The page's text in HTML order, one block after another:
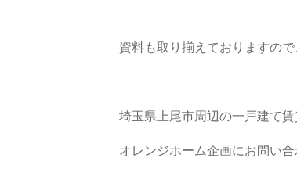
資料も取り揃えておりますの
埼玉県上尾市周辺の一戸建て賃
オレンジホーム企画にお問い